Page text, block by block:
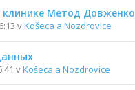
клинике Метод Довженко
vKošeca a Nozdrovice
vKošeca a Nozdrovice